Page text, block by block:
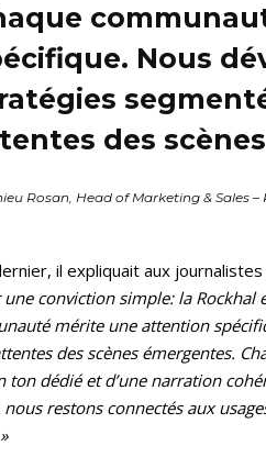
Nous
des
Rosan, Head of Marketing & Sales –
il expliquait aux
conviction simple: la Rockhal
mérite une attention
des scènes émergentes.
ton dédié et d’une narration
restons connectés aux